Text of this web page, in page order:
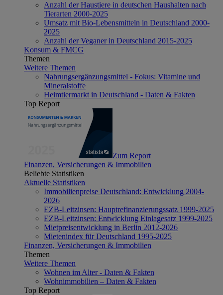
Anzahl der Haustiere in deutschen Haushalten nach
Tierarten 2000-2025
Umsatz mit Bio-Lebensmitteln in Deutschland 2000-
2025
Anzahl der Veganer in Deutschland 2015-2025
Konsum & FMCG
Themen
Weitere Themen
Nahrungsergänzungsmittel - Fokus: Vitamine und
Mineralstoffe
Heimtiermarkt in Deutschland - Daten & Fakten
Top Report
Zum Report
Finanzen, Versicherungen & Immobilien
Beliebte Statistiken
Aktuelle Statistiken
Immobilienpreise Deutschland: Entwicklung 2004-
2026
EZB-Leitzinsen: Hauptrefinanzierungssatz 1999-2025
EZB-Leitzinsen: Entwicklung Einlagesatz 1999-2025
Mietpreisentwicklung in Berlin 2012-2026
Mietenindex für Deutschland 1995-2025
Finanzen, Versicherungen & Immobilien
Themen
Weitere Themen
Wohnen im Alter - Daten & Fakten
Wohnimmobilien – Daten & Fakten
Top Report